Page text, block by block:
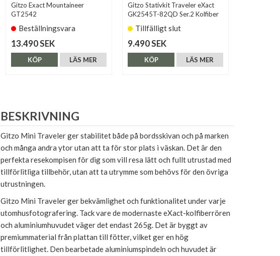
Gitzo Exact Mountaineer
GT2542
Beställningsvara
13.490 SEK
LÄS MER
KÖP
Gitzo Stativkit Traveler eXact
GK2545T-82QD Ser.2 Kolfiber
Tillfälligt slut
9.490 SEK
LÄS MER
KÖP
BESKRIVNING
Gitzo Mini Traveler ger stabilitet både på bordsskivan och på marken
och många andra ytor utan att ta för stor plats i väskan. Det är den
perfekta resekompisen för dig som vill resa lätt och fullt utrustad med
tillförlitliga tillbehör, utan att ta utrymme som behövs för den övriga
utrustningen.
Gitzo Mini Traveler ger bekvämlighet och funktionalitet under varje
utomhusfotografering. Tack vare de modernaste eXact-kolfiberrören
och aluminiumhuvudet väger det endast 265g. Det är byggt av
premiummaterial från plattan till fötter, vilket ger en hög
tillförlitlighet. Den bearbetade aluminiumspindeln och huvudet är